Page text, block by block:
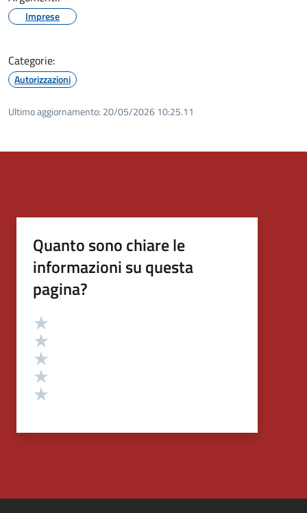
Imprese
Categorie:
Autorizzazioni
Ultimo aggiornamento: 20/05/2026 10:25.11
Quanto sono chiare le
informazioni su questa
pagina?
Valutazione